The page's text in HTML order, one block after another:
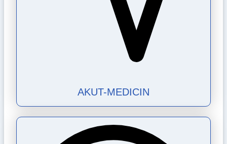
AKUT-MEDICIN